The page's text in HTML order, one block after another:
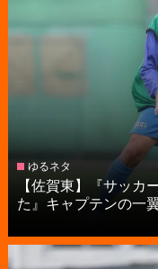
ゆるネタ
【佐賀東】『サッカ
た』キャプテンの一